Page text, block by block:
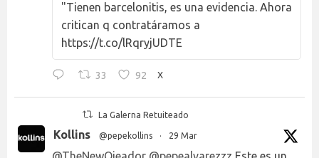
"Tienen barcelonitis, es una evidencia. Ahora
critican q contratáramos a
https://t.co/lRqryjUDTE
33 92 X
La Galerna Retuiteado
Kollins @pepekollins · 29 Mar